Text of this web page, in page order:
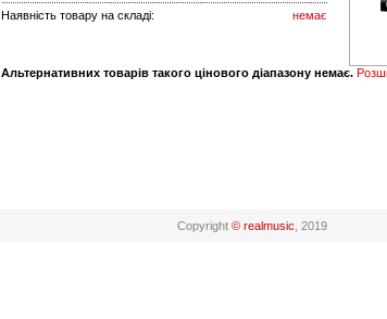
Наявність товару на складі: немає
Альтернативних товарів такого цінового діапазону немає.
Copyright © realmusic , 2019